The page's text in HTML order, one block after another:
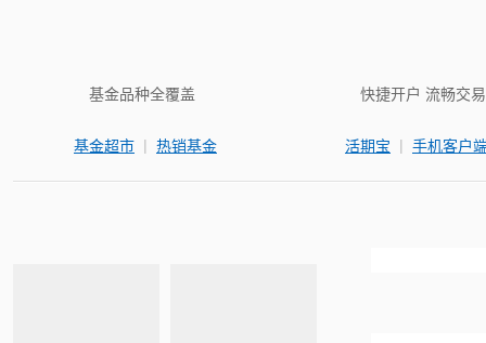
基金品种全覆盖
基金超市 | 热销基金
快捷开户 流畅交易
活期宝 | 手机客户